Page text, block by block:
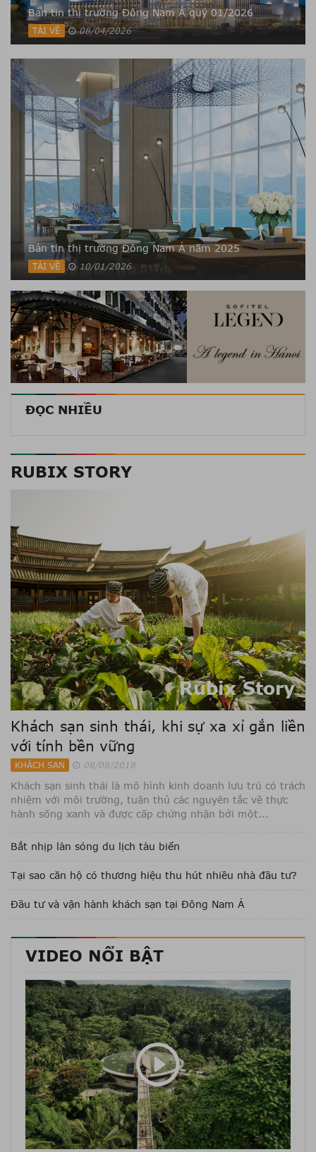
Bản tin thị trường Đông Nam Á quý 01/2026
TẢI VỀ 08/04/2026
Bản tin thị trường Đông Nam Á năm 2025
TẢI VỀ 10/01/2026
ĐỌC NHIỀU
RUBIX STORY
Rubix Story
Khách sạn sinh thái, khi sự xa xỉ gắn liền
với tính bền vững
KHÁCH SẠN 08/08/2018
Khách sạn sinh thái là mô hình kinh doanh lưu trú có trách
nhiệm với môi trường, tuân thủ các nguyên tắc về thực
hành sống xanh và được cấp chứng nhận bởi một...
Bắt nhịp làn sóng du lịch tàu biển
Tại sao căn hộ có thương hiệu thu hút nhiều nhà đầu tư?
Đầu tư và vận hành khách sạn tại Đông Nam Á
VIDEO NỔI BẬT